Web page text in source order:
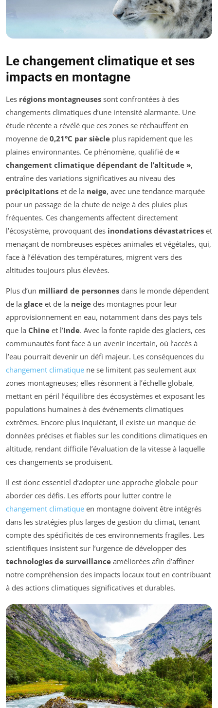
Le changement climatique et ses
impacts en montagne
Les régions montagneuses sont confrontées à des
changements climatiques d’une intensité alarmante. Une
étude récente a révélé que ces zones se réchauffent en
moyenne de 0,21°C par siècle plus rapidement que les
plaines environnantes. Ce phénomène, qualifié de «
changement climatique dépendant de l’altitude »,
entraîne des variations significatives au niveau des
précipitations et de la neige, avec une tendance marquée
pour un passage de la chute de neige à des pluies plus
fréquentes. Ces changements affectent directement
l’écosystème, provoquant des inondations dévastatrices et
menaçant de nombreuses espèces animales et végétales, qui,
face à l’élévation des températures, migrent vers des
altitudes toujours plus élevées.
Plus d’un milliard de personnes dans le monde dépendent
de la glace et de la neige des montagnes pour leur
approvisionnement en eau, notamment dans des pays tels
que la Chine et l’Inde. Avec la fonte rapide des glaciers, ces
communautés font face à un avenir incertain, où l’accès à
l’eau pourrait devenir un défi majeur. Les conséquences du
changement climatique ne se limitent pas seulement aux
zones montagneuses; elles résonnent à l’échelle globale,
mettant en péril l’équilibre des écosystèmes et exposant les
populations humaines à des événements climatiques
extrêmes. Encore plus inquiétant, il existe un manque de
données précises et fiables sur les conditions climatiques en
altitude, rendant difficile l’évaluation de la vitesse à laquelle
ces changements se produisent.
Il est donc essentiel d’adopter une approche globale pour
aborder ces défis. Les efforts pour lutter contre le
changement climatique en montagne doivent être intégrés
dans les stratégies plus larges de gestion du climat, tenant
compte des spécificités de ces environnements fragiles. Les
scientifiques insistent sur l’urgence de développer des
technologies de surveillance améliorées afin d’affiner
notre compréhension des impacts locaux tout en contribuant
à des actions climatiques significatives et durables.